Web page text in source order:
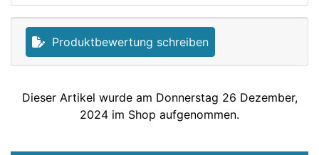
Produktbewertung schreiben
Dieser Artikel wurde am Donnerstag 26 Dezember,
2024 im Shop aufgenommen.